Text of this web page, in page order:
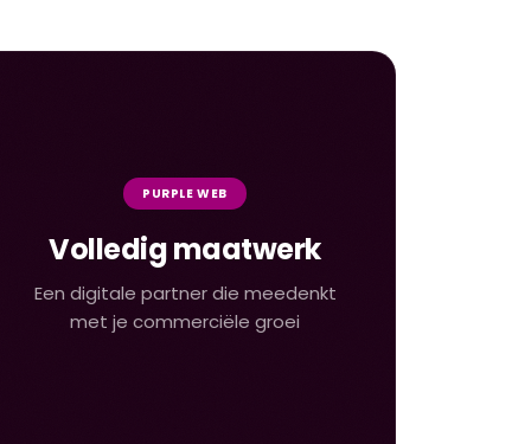
PURPLE WEB
Volledig maatwerk
Een digitale partner die meedenkt
met je commerciële groei